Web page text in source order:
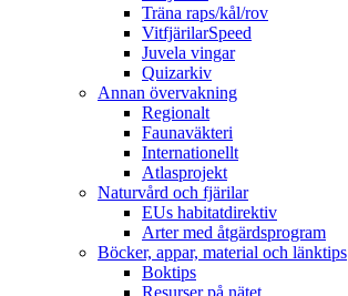
Träna raps/kål/rov
VitfjärilarSpeed
Juvela vingar
Quizarkiv
Annan övervakning
Regionalt
Faunaväkteri
Internationellt
Atlasprojekt
Naturvård och fjärilar
EUs habitatdirektiv
Arter med åtgärdsprogram
Böcker, appar, material och länktips
Boktips
Resurser på nätet